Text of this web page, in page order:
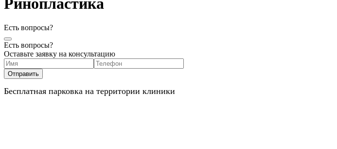
Ринопластика
Есть вопросы?
Есть вопросы?
Оставьте заявку на консультацию
Бесплатная парковка на территории клиники